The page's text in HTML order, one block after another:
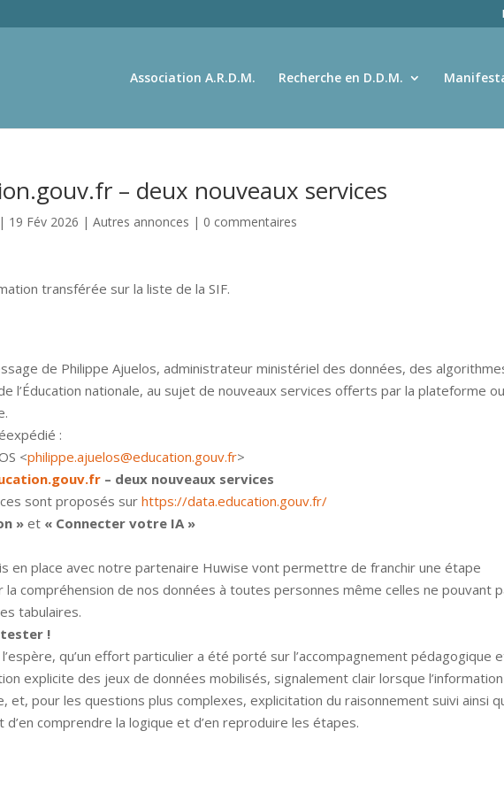
Association A.R.D.M. Recherche en D.D.M.
– deux nouveaux services
| 19 Fév 2026 |Autres annonces | 0 commentaires
transférée sur la liste de la SIF.
de Philippe Ajuelos, administrateur ministériel des données, des
l’Éducation nationale, au sujet de nouveaux services offerts par la plateforme
:
<philippe.ajuelos@education.gouv.fr>
– deux nouveaux services
sont proposés surhttps://data.education.gouv.fr/
»et « Connecter votre IA »
en place avec notre partenaire Huwise vont permettre de franchir une étape
compréhension de nos données à toutes personnes même celles ne pouvant
tabulaires.
tester !
qu’un effort particulier a été porté sur l’accompagnement pédagogique
explicite des jeux de données mobilisés, signalement clair lorsque
et, pour les questions plus complexes, explicitation du raisonnement suivi ainsi
comprendre la logique et d’en reproduire les étapes.